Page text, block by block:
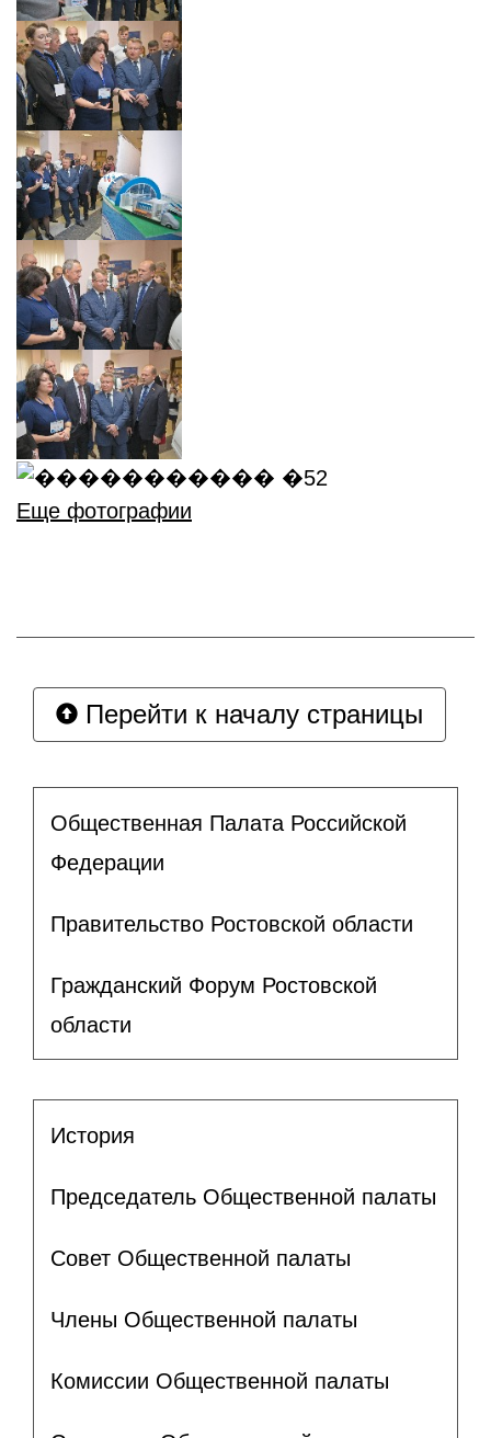
Еще фотографии
Перейти к началу страницы
Общественная Палата Российской
Федерации
Правительство Ростовской области
Гражданский Форум Ростовской
области
История
Председатель Общественной палаты
Совет Общественной палаты
Члены Общественной палаты
Комиссии Общественной палаты